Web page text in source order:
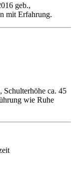
geb.,
mit Erfahrung.
ca. 45
wie Ruhe